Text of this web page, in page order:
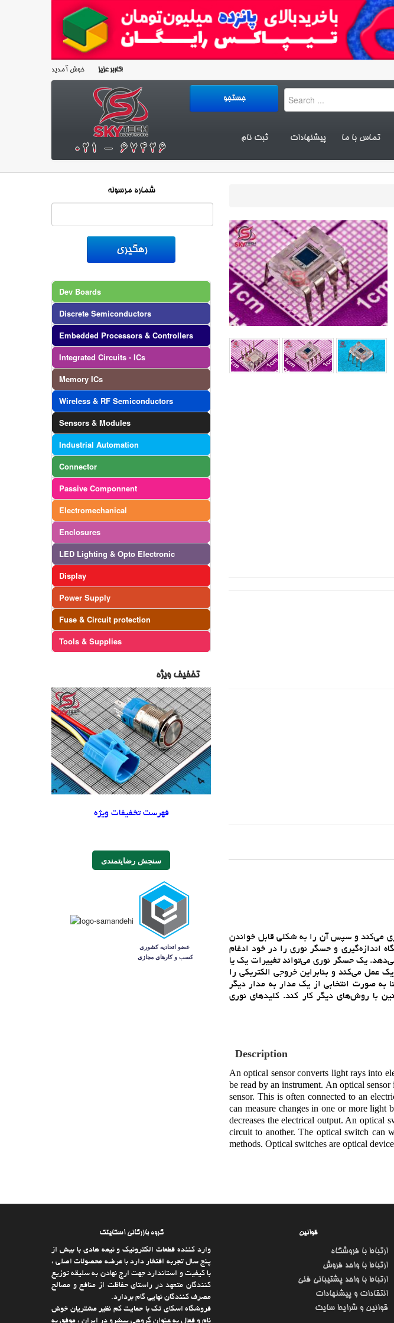
کاربر عزیزخوش آمدید!
تماس با ما پیشنهادات ثبت نام
شماره مرسوله
Dev Boards
Discrete Semiconductors
Embedded Processors & Controllers
Integrated Circuits - ICs
Memory ICs
Wireless & RF Semiconductors
Sensors & Modules
Industrial Automation
Connector
Passive Componnent
Electromechanical
Enclosures
LED Lighting & Opto Electronic
Display
Power Supply
Fuse & Circuit protection
Tools & Supplies
تخفیف ویژه
فهرست تخفیفات ویژه
سنجش رضایتمندی
مي‌کند و سپس آن را به شکلي قابل خواندن
اندازه‌گيري و حسگر نوري را در خود ادغام
يک حسگر نوري مي‌تواند تغييرات يک يا
عمل مي‌کند و بنابراين خروجي الکتريکي را
به صورت انتخابي از يک مدار به مدار ديگر
با روش‌هاي ديگر کار کند. کليدهاي نوري
Description
An optical sensor converts light rays into
be read by an instrument. An optical
sensor. This is often connected to an
can measure changes in one or more light
decreases the electrical output. An optical
circuit to another. The optical switch can
methods. Optical switches are optical
گروه بازرگانی اسکایتک
وارد كننده قطعات الکترونیک و نیمه هادی با بیش از
پنج سال تجربه افتخار دارد با عرضه محصولات اصلی ،
با كیفیت و استاندارد جهت ارج نهادن به سلیقه توزیع
كنندگان متعهد در راستای حفاظت از منافع و مصالح
مصرف كنندگان نهایی گام بردارد.
فروشگاه اسکای تک با حمایت كم نظیر مشتریان خوش
قوانین
ارتباط با فروشگاه
ارتباط با واحد فروش
ارتباط با واحد پشتیبانی فنی
انتقادات و پیشنهادات
قوانین و شرایط سایت